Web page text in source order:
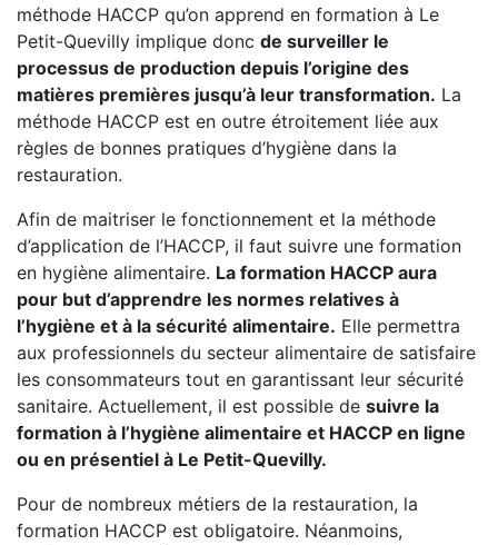
méthode HACCP qu’on apprend en formation à Le
Petit-Quevilly implique donc de surveiller le
processus de production depuis l’origine des
matières premières jusqu’à leur transformation. La
méthode HACCP est en outre étroitement liée aux
règles de bonnes pratiques d’hygiène dans la
restauration.
Afin de maitriser le fonctionnement et la méthode
d’application de l’HACCP, il faut suivre une formation
en hygiène alimentaire. La formation HACCP aura
pour but d’apprendre les normes relatives à
l’hygiène et à la sécurité alimentaire. Elle permettra
aux professionnels du secteur alimentaire de satisfaire
les consommateurs tout en garantissant leur sécurité
sanitaire. Actuellement, il est possible de suivre la
formation à l’hygiène alimentaire et HACCP en ligne
ou en présentiel à Le Petit-Quevilly.
Pour de nombreux métiers de la restauration, la
formation HACCP est obligatoire. Néanmoins,